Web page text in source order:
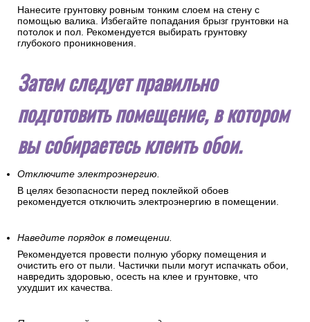
Нанесите грунтовку ровным тонким слоем на стену с
помощью валика. Избегайте попадания брызг грунтовки на
потолок и пол. Рекомендуется выбирать грунтовку
глубокого проникновения.
Затем следует правильно
подготовить помещение, в котором
вы собираетесь клеить обои.
Отключите электроэнергию.
В целях безопасности перед поклейкой обоев
рекомендуется отключить электроэнергию в помещении.
Наведите порядок в помещении.
Рекомендуется провести полную уборку помещения и
очистить его от пыли. Частички пыли могут испачкать обои,
навредить здоровью, осесть на клее и грунтовке, что
ухудшит их качества.